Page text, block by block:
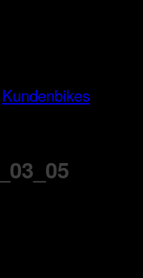
Kundenbikes